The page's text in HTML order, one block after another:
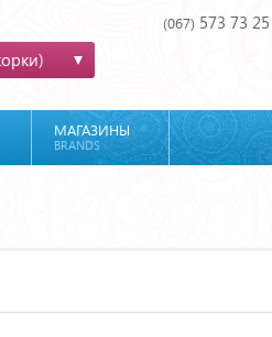
(067) 573 73 25
МАГАЗИНЫ
BRANDS